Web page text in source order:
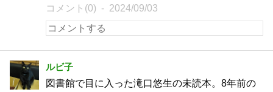
コメント(0) 2024/09/03
ルビ子
図書館で目に入った滝口悠生の未読本。8年前の